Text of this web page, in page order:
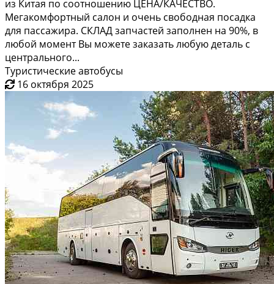
из Китая по соотношению ЦЕНА/КАЧЕСТВО.
Мегакомфортный салон и очень свободная посадка
для пассажира. СКЛАД запчастей заполнен на 90%, в
любой момент Вы можете заказать любую деталь с
центрального...
Туристические автобусы
16 октября 2025